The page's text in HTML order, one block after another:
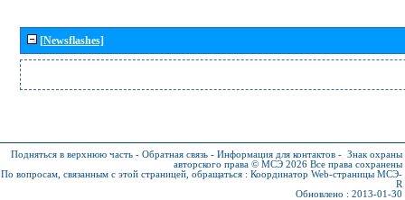
[Newsflashes]
Подняться в верхнюю часть - Обратная связь - Информация для контактов - Знак охраны
авторского права © МСЭ 2026 Все права сохранены
По вопросам, связанным с этой страницей, обращаться : Координатор Web-страницы МСЭ-
R
Обновлено : 2013-01-30